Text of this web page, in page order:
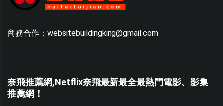
商務合作：websitebuildingking@gmail.com
奈飛推薦網,Netflix奈飛最新最全最熱門電影、影集
推薦網！